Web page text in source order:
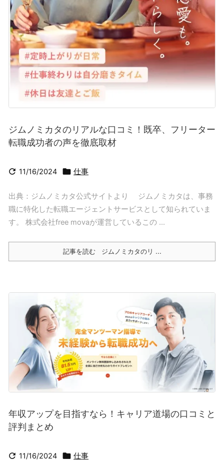
ジムノミカタのリアルな口コミ！既卒、フリーター
転職成功者の声を徹底取材
 11/16/2024  仕事
出典：ジムノミカタ公式サイトより ジムノミカタは、事務
職に特化した転職エージェントサービスとして知られていま
す。 株式会社free movaが運営しているこの ...
記事を読む ジムノミカタのリ ...
年収アップを目指すなら！キャリア道場の口コミと
評判まとめ
 11/16/2024  仕事